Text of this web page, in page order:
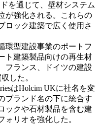
を通じて、壁材システム
が強化される。これらの
ロック建築で広く使用さ
環型建設事業のポートフ
ト建築製品向けの再生材
フランス、ドイツの建設
した。
はHolcim UKに社名を変
ブランド名の下に統合す
ックや石材製品を含む建
ォリオを強化した。